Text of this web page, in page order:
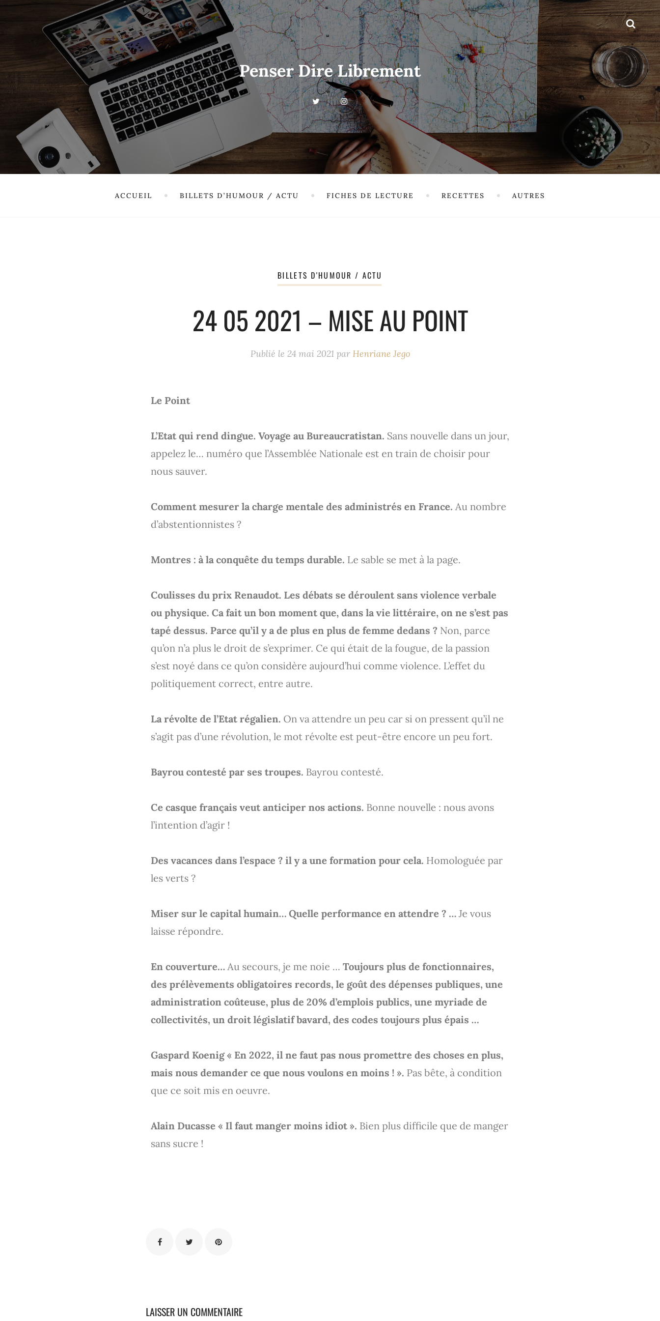
Penser Dire Librement
ACCUEIL BILLETS D’HUMOUR / ACTU FICHES DE LECTURE RECETTES AUTRES
BILLETS D'HUMOUR / ACTU
24 05 2021 – MISE AU POINT
Publié le 24 mai 2021 par Henriane Jego
Le Point
L’Etat qui rend dingue. Voyage au Bureaucratistan. Sans nouvelle dans un jour,
appelez le… numéro que l’Assemblée Nationale est en train de choisir pour
nous sauver.
Comment mesurer la charge mentale des administrés en France. Au nombre
d’abstentionnistes ?
Montres : à la conquête du temps durable. Le sable se met à la page.
Coulisses du prix Renaudot. Les débats se déroulent sans violence verbale
ou physique. Ca fait un bon moment que, dans la vie littéraire, on ne s’est pas
tapé dessus. Parce qu’il y a de plus en plus de femme dedans ? Non, parce
qu’on n’a plus le droit de s’exprimer. Ce qui était de la fougue, de la passion
s’est noyé dans ce qu’on considère aujourd’hui comme violence. L’effet du
politiquement correct, entre autre.
La révolte de l’Etat régalien. On va attendre un peu car si on pressent qu’il ne
s’agit pas d’une révolution, le mot révolte est peut-être encore un peu fort.
Bayrou contesté par ses troupes. Bayrou contesté.
Ce casque français veut anticiper nos actions. Bonne nouvelle : nous avons
l’intention d’agir !
Des vacances dans l’espace ? il y a une formation pour cela. Homologuée par
les verts ?
Miser sur le capital humain… Quelle performance en attendre ? … Je vous
laisse répondre.
En couverture… Au secours, je me noie … Toujours plus de fonctionnaires,
des prélèvements obligatoires records, le goût des dépenses publiques, une
administration coûteuse, plus de 20% d’emplois publics, une myriade de
collectivités, un droit législatif bavard, des codes toujours plus épais …
Gaspard Koenig « En 2022, il ne faut pas nous promettre des choses en plus,
mais nous demander ce que nous voulons en moins ! ». Pas bête, à condition
que ce soit mis en oeuvre.
Alain Ducasse « Il faut manger moins idiot ». Bien plus difficile que de manger
sans sucre !
LAISSER UN COMMENTAIRE